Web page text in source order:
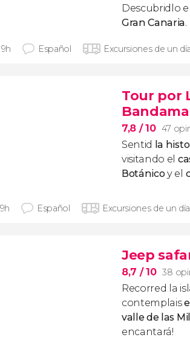
Descubridlo
Gran Canaria.
Español Excursiones de un día
Tour por
Bandama
7,8 / 10 47
Sentid la
visitando el
Botánicoy el
Español Excursiones de un día
Jeep
8,7 / 10 38
Recorred la
contemplais
valle de las
encantará!